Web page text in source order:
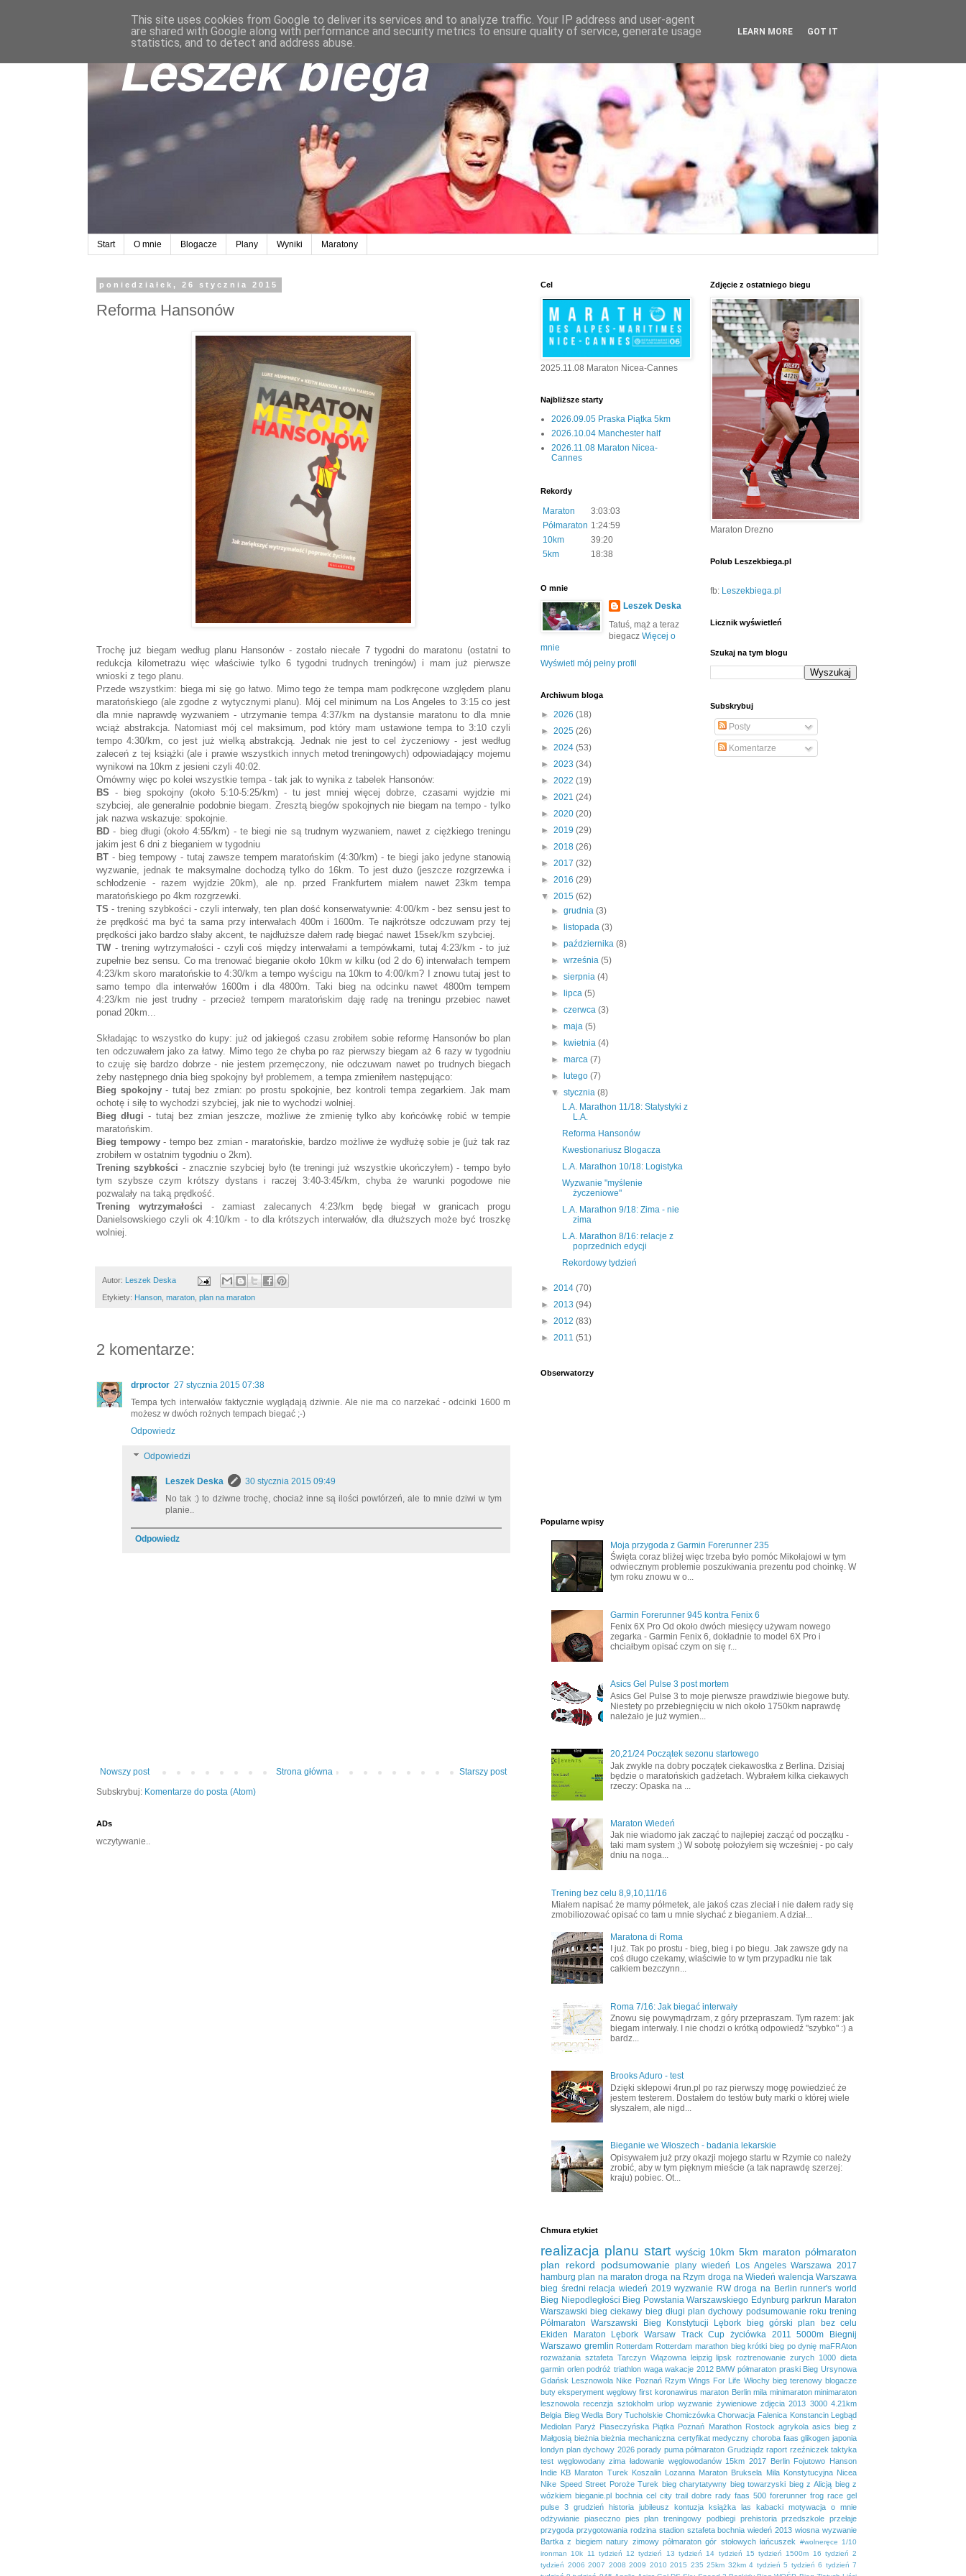
Start O mnie Blogacze Plany Wyniki Maratony
poniedziałek, 26 stycznia 2015
Reforma Hansonów
Trochę już biegam według planu Hansonów - zostało niecałe 7 tygodni do maratonu (ostatni to
redukcja kilometrażu więc właściwie tylko 6 tygodni trudnych treningów) i mam już pierwsze
wnioski z tego planu.
Przede wszystkim: biega mi się go łatwo. Mimo tego że tempa mam podkręcone względem planu
maratońskiego (ale zgodne z wytycznymi planu). Mój cel minimum na Los Angeles to 3:15 co jest
dla mnie naprawdę wyzwaniem - utrzymanie tempa 4:37/km na dystansie maratonu to dla mnie
wciąż abstrakcja. Natomiast mój cel maksimum, pod który mam ustawione tempa to 3:10 czyli
tempo 4:30/km, co jest już wielką abstrakcją. Jednak nie jest to cel życzeniowy - jest według
zaleceń z tej książki (ale i prawie wszystkich innych metod treningowych) odpowiadający mojemu
wynikowi na 10km z jesieni czyli 40:02.
Omówmy więc po kolei wszystkie tempa - tak jak to wynika z tabelek Hansonów:
BS - bieg spokojny (około 5:10-5:25/km) - tu jest mniej więcej dobrze, czasami wyjdzie mi
szybciej, ale generalnie podobnie biegam. Zresztą biegów spokojnych nie biegam na tempo - tylko
jak nazwa wskazuje: spokojnie.
BD - bieg długi (około 4:55/km) - te biegi nie są trudnym wyzwaniem, nawet z ciężkiego treningu
jakim jest 6 dni z bieganiem w tygodniu
BT - bieg tempowy - tutaj zawsze tempem maratońskim (4:30/km) - te biegi jako jedyne stanowią
wyzwanie, jednak te maksymalne dochodzą tylko do 16km. To jest dużo (jeszcze rozgrzewka i
schłodzenie - razem wyjdzie 20km), ale np. przed Frankfurtem miałem nawet 23km tempa
maratońskiego po 4km rozgrzewki.
TS - trening szybkości - czyli interwały, ten plan dość konserwatywnie: 4:00/km - bez sensu jest to
że prędkość ma być ta sama przy interwałach 400m i 1600m. Te najkrótsze odczuwam przy tej
prędkości jako bardzo słaby akcent, te najdłuższe dałem radę biegać nawet 15sek/km szybciej.
TW - trening wytrzymałości - czyli coś między interwałami a tempówkami, tutaj 4:23/km - to już
zupełnie bez sensu. Co ma trenować bieganie około 10km w kilku (od 2 do 6) interwałach tempem
4:23/km skoro maratońskie to 4:30/km a tempo wyścigu na 10km to 4:00/km? I znowu tutaj jest to
samo tempo dla interwałów 1600m i dla 4800m. Taki bieg na odcinku nawet 4800m tempem
4:23/km nie jest trudny - przecież tempem maratońskim daję radę na treningu przebiec nawet
ponad 20km...
Składając to wszystko do kupy: już od jakiegoś czasu zrobiłem sobie reformę Hansonów bo plan
ten odczuwałem jako za łatwy. Mimo tego że chyba po raz pierwszy biegam aż 6 razy w tygodniu
to czuję się bardzo dobrze - nie jestem przemęczony, nie odczuwam nawet po trudnych biegach
żeby następnego dnia bieg spokojny był problemem, a tempa zmieniłem następująco:
Bieg spokojny- tutaj bez zmian: po prostu spokojnie, bez kontroli tempa zegarkiem. Jak mam
ochotę i siłę to wychodzi szybciej, jak nie to wychodzi wolniej.
Bieg długi - tutaj bez zmian jeszcze, możliwe że zmienię tylko aby końcówkę robić w tempie
maratońskim.
Bieg tempowy- tempo bez zmian - maratońskie, bardzo możliwe że wydłużę sobie je (już tak raz
zrobiłem w ostatnim tygodniu o 2km).
Trening szybkości - znacznie szybciej było (te treningi już wszystkie ukończyłem) - tempo było
tym szybsze czym krótszy dystans i raczej 3:40-3:45/km, chyba że warunki pogodowe nie
pozwalały na taką prędkość.
Trening wytrzymałości - zamiast zalecanych 4:23/km będę biegał w granicach progu
Danielsowskiego czyli ok 4:10/km - to dla krótszych interwałów, dla dłuższych może być troszkę
wolniej.
Autor: Leszek Deska
Etykiety: Hanson, maraton, plan na maraton
2 komentarze:
drproctor 27 stycznia 2015 07:38
Tempa tych interwałów faktycznie wyglądają dziwnie. Ale nie ma co narzekać - odcinki 1600 m
możesz w dwóch rożnych tempach biegać ;-)
Odpowiedz
Odpowiedzi
Leszek Deska
30 stycznia 2015 09:49
No tak :) to dziwne trochę, chociaż inne są ilości powtórzeń, ale to mnie dziwi w tym
planie..
Odpowiedz
Nowszy post Starszy post
Strona główna
Subskrybuj: Komentarze do posta (Atom)
ADs
wczytywanie..
Cel
2025.11.08 Maraton Nicea-Cannes
Najbliższe starty
2026.09.05 Praska Piątka 5km
2026.10.04 Manchester half
2026.11.08 Maraton Nicea-
Cannes
Rekordy
Maraton
3:03:03
Półmaraton 1:24:59
10km
39:20
5km
18:38
O mnie
Leszek Deska
Tatuś, mąż a teraz
biegacz Więcej o
mnie
Wyświetl mój pełny profil
Archiwum bloga
► 2026 (18)
► 2025 (26)
► 2024 (53)
► 2023 (34)
► 2022 (19)
► 2021 (24)
► 2020 (20)
► 2019 (29)
► 2018 (26)
► 2017 (32)
► 2016 (29)
▼ 2015 (62)
►grudnia(3)
►
listopada(3)
►października(8)
►września(5)
►sierpnia(4)
►
lipca(5)
►czerwca(3)
►maja(5)
►
kwietnia(4)
►marca(7)
►
lutego(7)
▼stycznia(8)
L.A. Marathon 11/18: Statystyki z
L.A.
Reforma Hansonów
Kwestionariusz Blogacza
L.A. Marathon 10/18: Logistyka
Wyzwanie "myślenie
życzeniowe"
L.A. Marathon 9/18: Zima - nie
zima
L.A. Marathon 8/16: relacje z
poprzednich edycji
Rekordowy tydzień
► 2014 (70)
► 2013 (94)
► 2012 (83)
► 2011 (51)
Zdjęcie z ostatniego biegu
Maraton Drezno
Polub Leszekbiega.pl
fb: Leszekbiega.pl
Licznik wyświetleń
Szukaj na tym blogu
Subskrybuj
Posty
Komentarze
Obserwatorzy
Popularne wpisy
Moja przygoda z Garmin Forerunner 235
Święta coraz bliżej więc trzeba było pomóc Mikołajowi w tym
odwiecznym problemie poszukiwania prezentu pod choinkę. W
tym roku znowu w o...
Garmin Forerunner 945 kontra Fenix 6
Fenix 6X Pro Od około dwóch miesięcy używam nowego
zegarka - Garmin Fenix 6, dokładnie to model 6X Pro i
chciałbym opisać czym on się r...
Asics Gel Pulse 3 post mortem
Asics Gel Pulse 3 to moje pierwsze prawdziwie biegowe buty.
Niestety po przebiegnięciu w nich około 1750km naprawdę
należało je już wymien...
20,21/24 Początek sezonu startowego
Jak zwykle na dobry początek ciekawostka z Berlina. Dzisiaj
będzie o maratońskich gadżetach. Wybrałem kilka ciekawych
rzeczy: Opaska na ...
Maraton Wiedeń
Jak nie wiadomo jak zacząć to najlepiej zacząć od początku -
taki mam system ;) W sobotę położyłem się wcześniej - po cały
dniu na noga...
Trening bez celu 8,9,10,11/16
Miałem napisać że mamy półmetek, ale jakoś czas zleciał i nie dałem rady się
zmobiliozować opisać co tam u mnie słychać z bieganiem. A dział...
Maratona di Roma
I już. Tak po prostu - bieg, bieg i po biegu. Jak zawsze gdy na
coś długo czekamy, właściwie to w tym przypadku nie tak
całkiem bezczynn...
Roma 7/16: Jak biegać interwały
Znowu się powymądrzam, z góry przepraszam. Tym razem: jak
biegam interwały. I nie chodzi o krótką odpowiedź "szybko" :) a
bardz...
Brooks Aduro - test
Dzięki sklepowi 4run.pl po raz pierwszy mogę powiedzieć że
jestem testerem. Dostałem do testów buty marki o której wiele
słyszałem, ale nigd...
Bieganie we Włoszech - badania lekarskie
Opisywałem już przy okazji mojego startu w Rzymie co należy
zrobić, aby w tym pięknym mieście (a tak naprawdę szerzej:
kraju) pobiec. Ot...
Chmura etykiet
realizacja planu start wyścig 10km 5km maraton półmaraton
plan
rekord podsumowanie plany wiedeń Los Angeles Warszawa 2017
hamburg plan na maraton droga na Rzym droga na Wiedeń walencja Warszawa
bieg średni relacja wiedeń 2019 wyzwanie RW droga na Berlin runner's world
Bieg Niepodległości Bieg Powstania Warszawskiego Edynburg parkrun Maraton
Warszawski bieg ciekawy bieg długi plan dychowy podsumowanie roku trening
Półmaraton Warszawski
Bieg Konstytucji Lębork bieg górski
plan bez celu
Ekiden
Maraton Lębork Warsaw Track Cup życiówka 2011 5000m
Biegnij
Warszawo gremlin Rotterdam Rotterdam marathon bieg krótki bieg po dynię maFRAton
rozważania sztafeta Tarczyn Wiązowna leipzig lipsk roztrenowanie zurych 1000 dieta
garmin orlen podróż triathlon waga wakacje 2012 BMW półmaraton praski Bieg Ursynowa
Gdańsk Lesznowola Nike Poznań Rzym Wings For Life Włochy bieg terenowy blogacze
buty eksperyment węglowy first koronawirus maraton Berlin mila minimaraton minimaraton
lesznowola recenzja sztokholm urlop wyzwanie żywieniowe zdjęcia 2013 3000 4.21km
Belgia Bieg Wedla Bory Tucholskie Chomiczówka Chorwacja Falenica Konstancin Legbąd
Mediolan Paryż Piaseczyńska Piątka Poznań Marathon Rostock agrykola asics bieg z
Małgosią bieżnia bieżnia mechaniczna certyfikat medyczny choroba faas glikogen japonia
londyn plan dychowy 2026 porady puma półmaraton Grudziądz raport rzeźniczek taktyka
test węglowodany zima ładowanie węglowodanów 15km 2017 Berlin Fojutowo Hanson
Indie KB Maraton Turek Koszalin Lozanna Maraton Bruksela Mila Konstytucyjna Nicea
Nike Speed Street Poroże Turek bieg charytatywny bieg towarzyski bieg z Alicją bieg z
wózkiem bieganie.pl bochnia cel city trail dobre rady faas 500 forerunner frog race gel
pulse 3 grudzień historia jubileusz kontuzja książka las kabacki motywacja o mnie
odżywianie piaseczno pies plan treningowy podbiegi prehistoria przedszkole przełaje
przygoda przygotowania rodzina stadion sztafeta bochnia wiedeń 2013 wiosna wyzwanie
Bartka z biegiem natury zimowy półmaraton gór stołowych łańcuszek #wolneręce
1/10
ironman
10k 11 tydzień 12 tydzień 13 tydzień 14 tydzień 15 tydzień 1500m 16 tydzień 2
tydzień 2006 2007 2008 2009 2010 2015 235 25km 32km 4 tydzień 5 tydzień 6 tydzień 7
This site uses cookies from Google to deliver its services and to analyze traffic. Your IP address and user-agent
are shared with Google along with performance and security metrics to ensure quality of service, generate usage
statistics, and to detect and address abuse.
LEARN MORE GOT IT